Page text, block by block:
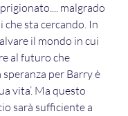
malgrado
che sta cercando. In
il mondo in cui
al futuro che
per Barry è
vita’. Ma questo
sarà sufficiente a